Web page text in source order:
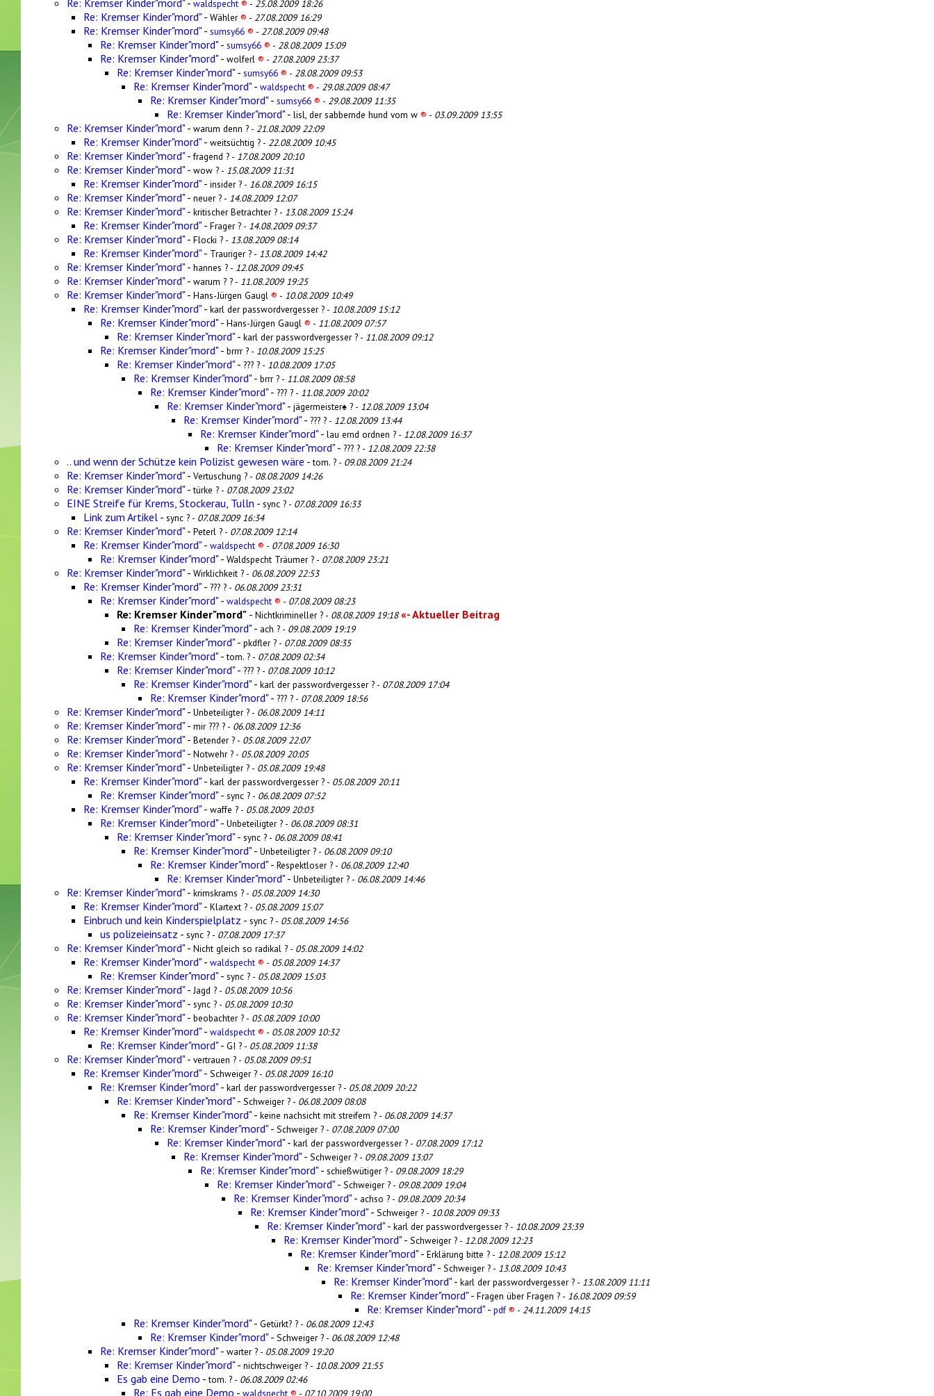
Re: Kremser Kinder"mord"- waldspecht ® - 25.08.2009 18:26
Re: Kremser Kinder"mord"- Wähler® - 27.08.2009 16:29
Re: Kremser Kinder"mord"- sumsy66 ® - 27.08.2009 09:48
Re: Kremser Kinder"mord"- sumsy66 ® - 28.08.2009 15:09
Re: Kremser Kinder"mord"- wolferl ® - 27.08.2009 23:37
Re: Kremser Kinder"mord"- sumsy66 ® - 28.08.2009 09:53
Re: Kremser Kinder"mord"- waldspecht ® - 29.08.2009 08:47
Re: Kremser Kinder"mord"- sumsy66 ® - 29.08.2009 11:35
Re: Kremser Kinder"mord"- lisl, der sabbernde hund vom w ® - 03.09.2009 13:55
Re: Kremser Kinder"mord"- warum denn ? - 21.08.2009 22:09
Re: Kremser Kinder"mord"- weitsüchtig ? - 22.08.2009 10:45
Re: Kremser Kinder"mord"-fragend ? - 17.08.2009 20:10
Re: Kremser Kinder"mord"- wow ? - 15.08.2009 11:31
Re: Kremser Kinder"mord"- insider ? - 16.08.2009 16:15
Re: Kremser Kinder"mord"- neuer ? - 14.08.2009 12:07
Re: Kremser Kinder"mord"- kritischer Betrachter ? - 13.08.2009 15:24
Re: Kremser Kinder"mord"- Frager ? - 14.08.2009 09:37
Re: Kremser Kinder"mord"- Flocki ? - 13.08.2009 08:14
Re: Kremser Kinder"mord"- Trauriger ? - 13.08.2009 14:42
Re: Kremser Kinder"mord"- hannes ? - 12.08.2009 09:45
Re: Kremser Kinder"mord"- warum ? ? - 11.08.2009 19:25
Re: Kremser Kinder"mord"- Hans-Jürgen Gaugl ® - 10.08.2009 10:49
Re: Kremser Kinder"mord"- karl der passwordvergesser ? - 10.08.2009 15:12
Re: Kremser Kinder"mord"- Hans-Jürgen Gaugl ® - 11.08.2009 07:57
Re: Kremser Kinder"mord"- karl der passwordvergesser ? - 11.08.2009 09:12
Re: Kremser Kinder"mord"- brrrr ? - 10.08.2009 15:25
Re: Kremser Kinder"mord"- ??? ? - 10.08.2009 17:05
Re: Kremser Kinder"mord"- brrr ? - 11.08.2009 08:58
Re: Kremser Kinder"mord"- ??? ? - 11.08.2009 20:02
Re: Kremser Kinder"mord"- jägermeister♠ ? - 12.08.2009 13:04
Re: Kremser Kinder"mord"- ??? ? - 12.08.2009 13:44
Re: Kremser Kinder"mord"- lau ernd ordnen ? - 12.08.2009 16:37
Re: Kremser Kinder"mord"- ??? ? - 12.08.2009 22:38
.. und wenn der Schütze kein Polizist gewesen wäre -tom. ? - 09.08.2009 21:24
Re: Kremser Kinder"mord"- Vertuschung ? - 08.08.2009 14:26
Re: Kremser Kinder"mord"-türke ? - 07.08.2009 23:02
EINE Streife für Krems, Stockerau, Tulln - sync ? - 07.08.2009 16:33
Link zum Artikel - sync ? - 07.08.2009 16:34
Re: Kremser Kinder"mord"- Peterl ? - 07.08.2009 12:14
Re: Kremser Kinder"mord"- waldspecht ® - 07.08.2009 16:30
Re: Kremser Kinder"mord"- Waldspecht Träumer ? - 07.08.2009 23:21
Re: Kremser Kinder"mord"- Wirklichkeit ? - 06.08.2009 22:53
Re: Kremser Kinder"mord"- ??? ? - 06.08.2009 23:31
Re: Kremser Kinder"mord"- waldspecht ® - 07.08.2009 08:23
Re: Kremser Kinder"mord" - Nichtkrimineller ? - 08.08.2009 19:18«- Aktueller Beitrag
Re: Kremser Kinder"mord"- ach ? - 09.08.2009 19:19
Re: Kremser Kinder"mord"- pkdfler ? - 07.08.2009 08:35
Re: Kremser Kinder"mord"-tom. ? - 07.08.2009 02:34
Re: Kremser Kinder"mord"- ??? ? - 07.08.2009 10:12
Re: Kremser Kinder"mord"- karl der passwordvergesser ? - 07.08.2009 17:04
Re: Kremser Kinder"mord"- ??? ? - 07.08.2009 18:56
Re: Kremser Kinder"mord"- Unbeteiligter ? - 06.08.2009 14:11
Re: Kremser Kinder"mord"- mir ??? ? - 06.08.2009 12:36
Re: Kremser Kinder"mord"- Betender ? - 05.08.2009 22:07
Re: Kremser Kinder"mord"- Notwehr ? - 05.08.2009 20:05
Re: Kremser Kinder"mord"- Unbeteiligter ? - 05.08.2009 19:48
Re: Kremser Kinder"mord"- karl der passwordvergesser ? - 05.08.2009 20:11
Re: Kremser Kinder"mord"- sync ? - 06.08.2009 07:52
Re: Kremser Kinder"mord"- waffe ? - 05.08.2009 20:03
Re: Kremser Kinder"mord"- Unbeteiligter ? - 06.08.2009 08:31
Re: Kremser Kinder"mord"- sync ? - 06.08.2009 08:41
Re: Kremser Kinder"mord"- Unbeteiligter ? - 06.08.2009 09:10
Re: Kremser Kinder"mord"- Respektloser ? - 06.08.2009 12:40
Re: Kremser Kinder"mord"- Unbeteiligter ? - 06.08.2009 14:46
Re: Kremser Kinder"mord"- krimskrams ? - 05.08.2009 14:30
Re: Kremser Kinder"mord"- Klartext ? - 05.08.2009 15:07
Einbruch und kein Kinderspielplatz - sync ? - 05.08.2009 14:56
us polizeieinsatz - sync ? - 07.08.2009 17:37
Re: Kremser Kinder"mord"- Nicht gleich so radikal ? - 05.08.2009 14:02
Re: Kremser Kinder"mord"- waldspecht ® - 05.08.2009 14:37
Re: Kremser Kinder"mord"- sync ? - 05.08.2009 15:03
Re: Kremser Kinder"mord"- Jagd ? - 05.08.2009 10:56
Re: Kremser Kinder"mord"- sync ? - 05.08.2009 10:30
Re: Kremser Kinder"mord"- beobachter ? - 05.08.2009 10:00
Re: Kremser Kinder"mord"- waldspecht ® - 05.08.2009 10:32
Re: Kremser Kinder"mord"- GI ? - 05.08.2009 11:38
Re: Kremser Kinder"mord"- vertrauen ? - 05.08.2009 09:51
Re: Kremser Kinder"mord"- Schweiger ? - 05.08.2009 16:10
Re: Kremser Kinder"mord"- karl der passwordvergesser ? - 05.08.2009 20:22
Re: Kremser Kinder"mord"- Schweiger ? - 06.08.2009 08:08
Re: Kremser Kinder"mord"- keine nachsicht mit streifern ? - 06.08.2009 14:37
Re: Kremser Kinder"mord"- Schweiger ? - 07.08.2009 07:00
Re: Kremser Kinder"mord"- karl der passwordvergesser ? - 07.08.2009 17:12
Re: Kremser Kinder"mord"- Schweiger ? - 09.08.2009 13:07
Re: Kremser Kinder"mord"- schießwütiger ? - 09.08.2009 18:29
Re: Kremser Kinder"mord"- Schweiger ? - 09.08.2009 19:04
Re: Kremser Kinder"mord"- achso ? - 09.08.2009 20:34
Re: Kremser Kinder"mord"- Schweiger ? - 10.08.2009 09:33
Re: Kremser Kinder"mord"- karl der passwordvergesser ? - 10.08.2009 23:39
Re: Kremser Kinder"mord"- Schweiger ? - 12.08.2009 12:23
Re: Kremser Kinder"mord"- Erklärung bitte ? - 12.08.2009 15:12
Re: Kremser Kinder"mord"- Schweiger ? - 13.08.2009 10:43
Re: Kremser Kinder"mord"- karl der passwordvergesser ? - 13.08.2009 11:11
Re: Kremser Kinder"mord"- Fragen über Fragen ? - 16.08.2009 09:59
Re: Kremser Kinder"mord"- pdf® - 24.11.2009 14:15
Re: Kremser Kinder"mord"- Getürkt? ? - 06.08.2009 12:43
Re: Kremser Kinder"mord"- Schweiger ? - 06.08.2009 12:48
Re: Kremser Kinder"mord"- warter ? - 05.08.2009 19:20
Re: Kremser Kinder"mord"- nichtschweiger ? - 10.08.2009 21:55
Es gab eine Demo -tom. ? - 06.08.2009 02:46
Re: Es gab eine Demo - waldspecht ® - 07.10.2009 19:00